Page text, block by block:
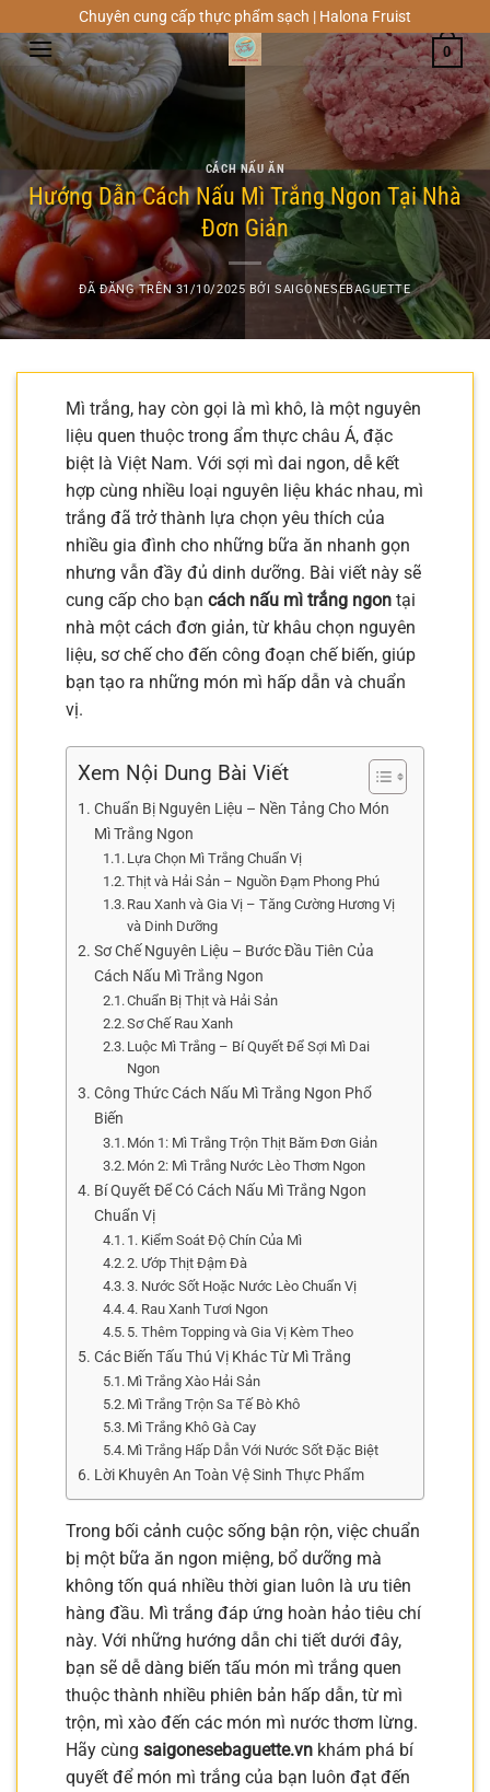
đến
nội
dung
Chuyên cung cấp thực phẩm sạch | Halona Fruist
0
CÁCH NẤU ĂN
Hướng Dẫn Cách Nấu Mì Trắng Ngon Tại Nhà
Đơn Giản
ĐÃ ĐĂNG TRÊN 31/10/2025 BỞISAIGONESEBAGUETTE
Mì trắng, hay còn gọi là mì khô, là một nguyên
liệu quen thuộc trong ẩm thực châu Á, đặc
biệt là Việt Nam. Với sợi mì dai ngon, dễ kết
hợp cùng nhiều loại nguyên liệu khác nhau, mì
trắng đã trở thành lựa chọn yêu thích của
nhiều gia đình cho những bữa ăn nhanh gọn
nhưng vẫn đầy đủ dinh dưỡng. Bài viết này sẽ
cung cấp cho bạn cách nấu mì trắng ngon tại
nhà một cách đơn giản, từ khâu chọn nguyên
liệu, sơ chế cho đến công đoạn chế biến, giúp
bạn tạo ra những món mì hấp dẫn và chuẩn
vị.
Xem Nội Dung Bài Viết
Chuẩn Bị Nguyên Liệu – Nền Tảng Cho Món
Mì Trắng Ngon
Lựa Chọn Mì Trắng Chuẩn Vị
Thịt và Hải Sản – Nguồn Đạm Phong Phú
Rau Xanh và Gia Vị – Tăng Cường Hương Vị
và Dinh Dưỡng
Sơ Chế Nguyên Liệu – Bước Đầu Tiên Của
Cách Nấu Mì Trắng Ngon
Chuẩn Bị Thịt và Hải Sản
Sơ Chế Rau Xanh
Luộc Mì Trắng – Bí Quyết Để Sợi Mì Dai
Ngon
Công Thức Cách Nấu Mì Trắng Ngon Phổ
Biến
Món 1: Mì Trắng Trộn Thịt Băm Đơn Giản
Món 2: Mì Trắng Nước Lèo Thơm Ngon
Bí Quyết Để Có Cách Nấu Mì Trắng Ngon
Chuẩn Vị
1. Kiểm Soát Độ Chín Của Mì
2. Ướp Thịt Đậm Đà
3. Nước Sốt Hoặc Nước Lèo Chuẩn Vị
4. Rau Xanh Tươi Ngon
5. Thêm Topping và Gia Vị Kèm Theo
Các Biến Tấu Thú Vị Khác Từ Mì Trắng
Mì Trắng Xào Hải Sản
Mì Trắng Trộn Sa Tế Bò Khô
Mì Trắng Khô Gà Cay
Mì Trắng Hấp Dẫn Với Nước Sốt Đặc Biệt
Lời Khuyên An Toàn Vệ Sinh Thực Phẩm
Trong bối cảnh cuộc sống bận rộn, việc chuẩn
bị một bữa ăn ngon miệng, bổ dưỡng mà
không tốn quá nhiều thời gian luôn là ưu tiên
hàng đầu. Mì trắng đáp ứng hoàn hảo tiêu chí
này. Với những hướng dẫn chi tiết dưới đây,
bạn sẽ dễ dàng biến tấu món mì trắng quen
thuộc thành nhiều phiên bản hấp dẫn, từ mì
trộn, mì xào đến các món mì nước thơm lừng.
Hãy cùng saigonesebaguette.vn khám phá bí
quyết để món mì trắng của bạn luôn đạt đến